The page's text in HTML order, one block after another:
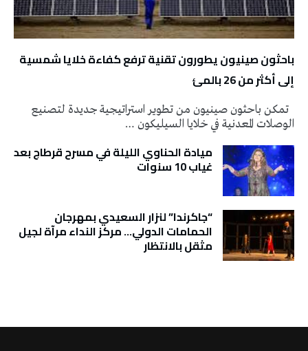
باحثون صينيون يطورون تقنية ترفع كفاءة خلايا شمسية
إلى أكثر من 26 بالمئ
تمكن باحثون صينيون من تطوير استراتيجية جديدة لتصنيع
الوصلات المعدنية في خلايا السيليكون …
ميادة الحناوي الليلة في مسرح قرطاج بعد
غياب 10 سنوات
“جاكرندا” لنزار السعيدي بمهرجان
الحمامات الدولي… مركز النداء مرآة لجيل
مثقل بالانتظار